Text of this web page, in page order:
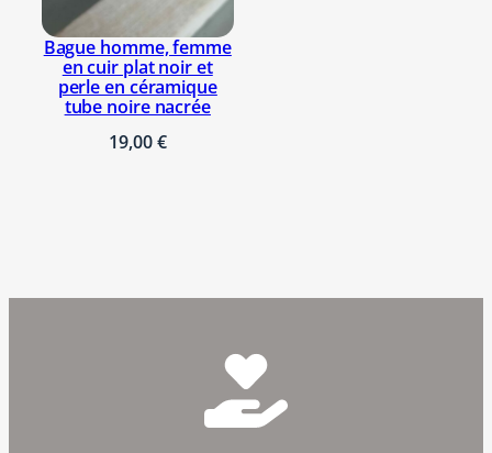
Bague homme, femme
en cuir plat noir et
perle en céramique
tube noire nacrée
19,00€